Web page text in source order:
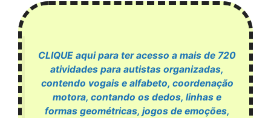
CLIQUE aqui para ter acesso a mais de 720
atividades para autistas organizadas,
contendo vogais e alfabeto, coordenação
motora, contando os dedos, linhas e
formas geométricas, jogos de emoções,